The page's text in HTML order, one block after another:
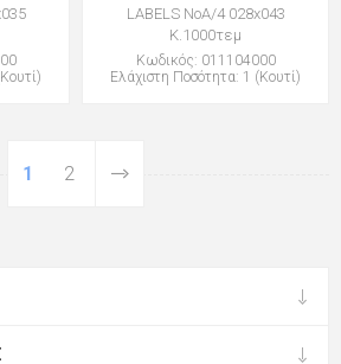
LABELS ΝοΑ/4 028x043
Κ.1000τεμ
Κωδικός: 011104000
Ελάχιστη Ποσότητα: 1 (Κουτί)
1 2